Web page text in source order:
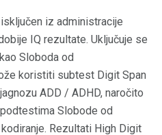
iz administracije
IQ rezultate. Uključuje se
Sloboda od
koristiti subtest Digit Span
ADD / ADHD, naročito
Slobode od
Rezultati High Digit